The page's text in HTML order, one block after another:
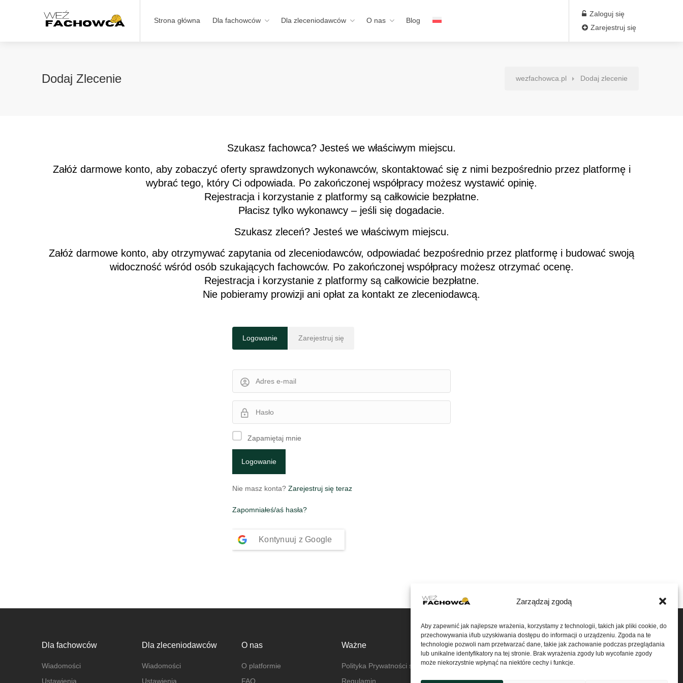
Zarządzaj zgodą
Aby zapewnić jak najlepsze wrażenia, korzystamy z technologii, takich jak pliki cookie, do
przechowywania i/lub uzyskiwania dostępu do informacji o urządzeniu. Zgoda na te
technologie pozwoli nam przetwarzać dane, takie jak zachowanie podczas przeglądania
lub unikalne identyfikatory na tej stronie. Brak wyrażenia zgody lub wycofanie zgody
może niekorzystnie wpłynąć na niektóre cechy i funkcje.
Strona główna Dla fachowców Dla zleceniodawców O nas Blog
Zaloguj się
Zarejestruj się
Dodaj Zlecenie wezfachowca.pl Dodaj zlecenie
Szukasz fachowca? Jesteś we właściwym miejscu.
Załóż darmowe konto, aby zobaczyć oferty sprawdzonych wykonawców, skontaktować się z nimi bezpośrednio przez platformę i
wybrać tego, który Ci odpowiada. Po zakończonej współpracy możesz wystawić opinię.
Rejestracja i korzystanie z platformy są całkowicie bezpłatne.
Płacisz tylko wykonawcy – jeśli się dogadacie.
Szukasz zleceń? Jesteś we właściwym miejscu.
Załóż darmowe konto, aby otrzymywać zapytania od zleceniodawców, odpowiadać bezpośrednio przez platformę i budować swoją
widoczność wśród osób szukających fachowców. Po zakończonej współpracy możesz otrzymać ocenę.
Rejestracja i korzystanie z platformy są całkowicie bezpłatne.
Nie pobieramy prowizji ani opłat za kontakt ze zleceniodawcą.
Logowanie Zarejestruj się
Zapamiętaj mnie
Nie masz konta? Zarejestruj się teraz
Zapomniałeś/aś hasła?
Kontynuuj z Google
Dla fachowców
Wiadomości
Ustawienia
Dla zleceniodawców
Wiadomości
Ustawienia
O nas
O platformie
FAQ
Ważne
Polityka Prywatności serwisu wezfachowca.pl
Regulamin